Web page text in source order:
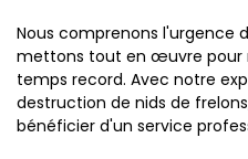
Nous comprenons l'urgence
mettons tout en œuvre pour
temps record. Avec notre
destruction de nids de
bénéficier d'un service